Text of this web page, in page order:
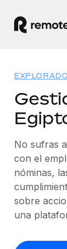
EMPLEO
Soluciones
Recursos
Precios
No sufras
con el
nóminas,
sobre
una